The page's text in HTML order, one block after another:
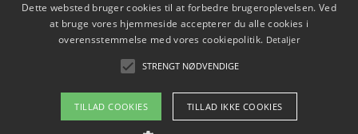
Hold et møde med en WordPress ekspert og vælg den
mest professionelle til at vedligeholde din løsning
Copyright 2026 - Pilanto Aps
Dette websted bruger cookies til at forbedre brugeroplevelsen. Ved
at bruge vores hjemmeside accepterer du alle cookies i
overensstemmelse med vores cookiepolitik. Detaljer
STRENGT NØDVENDIGE
TILLAD COOKIES TILLAD IKKE COOKIES